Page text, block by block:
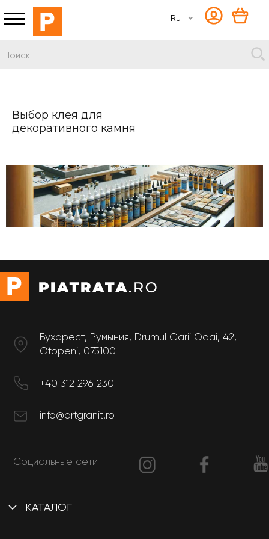
Ru
Выбор клея для
декоративного камня
Бухарест, Румыния, Drumul Garii Odai, 42,
Otopeni, 075100
+40 312 296 230
info@artgranit.ro
Социальные сети
КАТАЛОГ